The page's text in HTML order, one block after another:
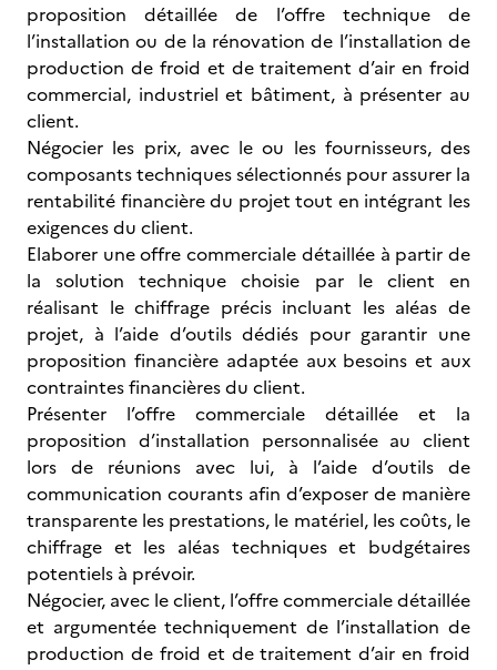
proposition détaillée de l’offre technique de
l’installation ou de la rénovation de l’installation de
production de froid et de traitement d’air en froid
commercial, industriel et bâtiment, à présenter au
client.
Négocier les prix, avec le ou les fournisseurs, des
composants techniques sélectionnés pour assurer la
rentabilité financière du projet tout en intégrant les
exigences du client.
Elaborer une offre commerciale détaillée à partir de
la solution technique choisie par le client en
réalisant le chiffrage précis incluant les aléas de
projet, à l’aide d’outils dédiés pour garantir une
proposition financière adaptée aux besoins et aux
contraintes financières du client.
Présenter l’offre commerciale détaillée et la
proposition d’installation personnalisée au client
lors de réunions avec lui, à l’aide d’outils de
communication courants afin d’exposer de manière
transparente les prestations, le matériel, les coûts, le
chiffrage et les aléas techniques et budgétaires
potentiels à prévoir.
Négocier, avec le client, l’offre commerciale détaillée
et argumentée techniquement de l’installation de
production de froid et de traitement d’air en froid